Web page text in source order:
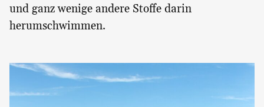
und ganz wenige andere Stoffe darin
herumschwimmen.